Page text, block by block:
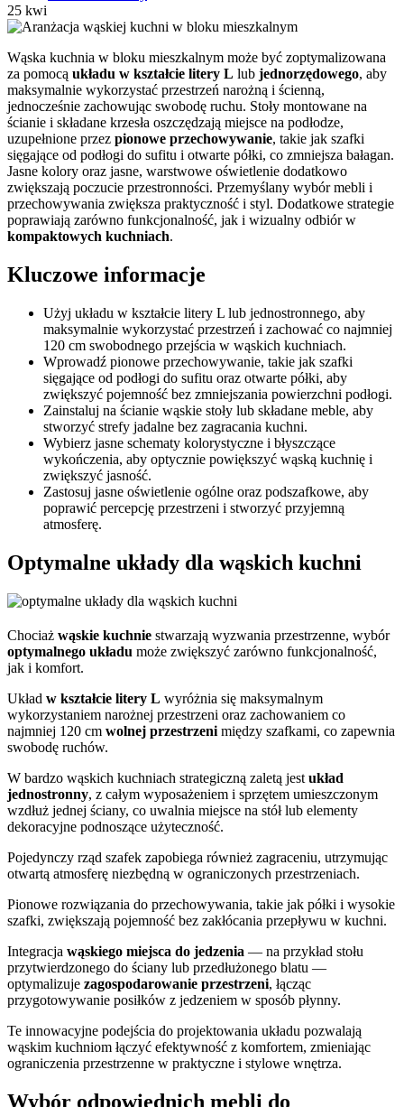
25 kwi
Wąska kuchnia w bloku mieszkalnym może być zoptymalizowana
za pomocą układu w kształcie litery L lub jednorzędowego, aby
maksymalnie wykorzystać przestrzeń narożną i ścienną,
jednocześnie zachowując swobodę ruchu. Stoły montowane na
ścianie i składane krzesła oszczędzają miejsce na podłodze,
uzupełnione przez pionowe przechowywanie, takie jak szafki
sięgające od podłogi do sufitu i otwarte półki, co zmniejsza bałagan.
Jasne kolory oraz jasne, warstwowe oświetlenie dodatkowo
zwiększają poczucie przestronności. Przemyślany wybór mebli i
przechowywania zwiększa praktyczność i styl. Dodatkowe strategie
poprawiają zarówno funkcjonalność, jak i wizualny odbiór w
kompaktowych kuchniach.
Kluczowe informacje
Użyj układu w kształcie litery L lub jednostronnego, aby
maksymalnie wykorzystać przestrzeń i zachować co najmniej
120 cm swobodnego przejścia w wąskich kuchniach.
Wprowadź pionowe przechowywanie, takie jak szafki
sięgające od podłogi do sufitu oraz otwarte półki, aby
zwiększyć pojemność bez zmniejszania powierzchni podłogi.
Zainstaluj na ścianie wąskie stoły lub składane meble, aby
stworzyć strefy jadalne bez zagracania kuchni.
Wybierz jasne schematy kolorystyczne i błyszczące
wykończenia, aby optycznie powiększyć wąską kuchnię i
zwiększyć jasność.
Zastosuj jasne oświetlenie ogólne oraz podszafkowe, aby
poprawić percepcję przestrzeni i stworzyć przyjemną
atmosferę.
Optymalne układy dla wąskich kuchni
Chociaż wąskie kuchnie stwarzają wyzwania przestrzenne, wybór
optymalnego układu może zwiększyć zarówno funkcjonalność,
jak i komfort.
Układ w kształcie litery L wyróżnia się maksymalnym
wykorzystaniem narożnej przestrzeni oraz zachowaniem co
najmniej 120 cm wolnej przestrzeni między szafkami, co zapewnia
swobodę ruchów.
W bardzo wąskich kuchniach strategiczną zaletą jest układ
jednostronny, z całym wyposażeniem i sprzętem umieszczonym
wzdłuż jednej ściany, co uwalnia miejsce na stół lub elementy
dekoracyjne podnoszące użyteczność.
Pojedynczy rząd szafek zapobiega również zagraceniu, utrzymując
otwartą atmosferę niezbędną w ograniczonych przestrzeniach.
Pionowe rozwiązania do przechowywania, takie jak półki i wysokie
szafki, zwiększają pojemność bez zakłócania przepływu w kuchni.
Integracja wąskiego miejsca do jedzenia — na przykład stołu
przytwierdzonego do ściany lub przedłużonego blatu —
optymalizuje zagospodarowanie przestrzeni, łącząc
przygotowywanie posiłków z jedzeniem w sposób płynny.
Te innowacyjne podejścia do projektowania układu pozwalają
wąskim kuchniom łączyć efektywność z komfortem, zmieniając
ograniczenia przestrzenne w praktyczne i stylowe wnętrza.
Wybór odpowiednich mebli do